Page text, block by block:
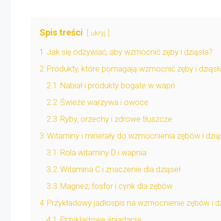
Spis treści ukryj
1 Jak się odżywiać, aby wzmocnić zęby i dziąsła?
2 Produkty, które pomagają wzmocnić zęby i
2.1 Nabiał i produkty bogate w wapń
2.2 Świeże warzywa i owoce
2.3 Ryby, orzechy i zdrowe tłuszcze
3 Witaminy i minerały do wzmocnienia zębów i
3.1 Rola witaminy D i wapnia
3.2 Witamina C i znaczenie dla dziąseł
3.3 Magnez, fosfor i cynk dla zębów
4 Przykładowy jadłospis na wzmocnienie zębów i